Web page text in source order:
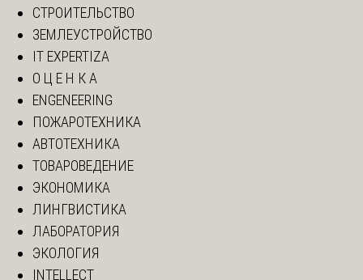
СТРОИТЕЛЬСТВО
ЗЕМЛЕУСТРОЙСТВО
IT EXPERTIZA
О Ц Е Н К А
ENGENEERING
ПОЖАРОТЕХНИКА
АВТОТЕХНИКА
ТОВАРОВЕДЕНИЕ
ЭКОНОМИКА
ЛИНГВИСТИКА
ЛАБОРАТОРИЯ
ЭКОЛОГИЯ
INTELLECT